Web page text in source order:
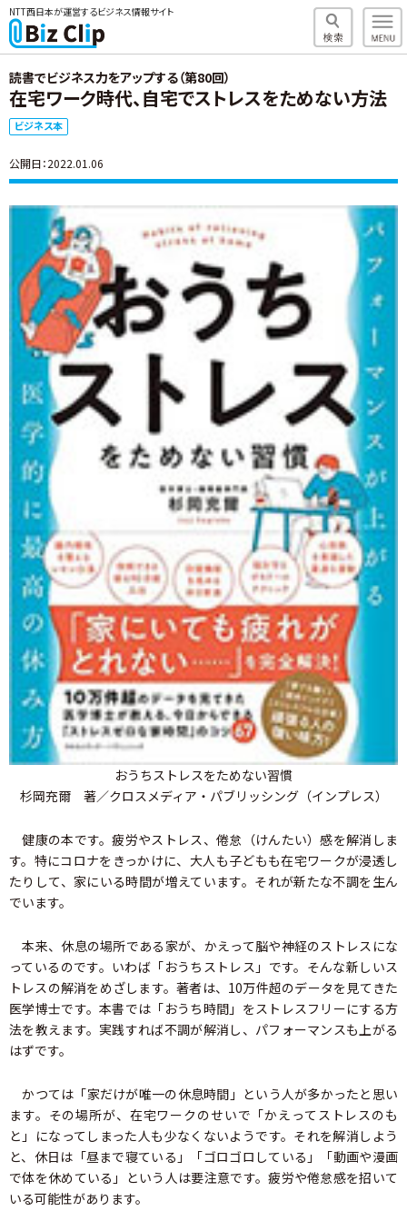
NTT西日本が運営するビジネス情報サイト
読書でビジネス力をアップする（第80回）
在宅ワーク時代、自宅でストレスをためない方法
ビジネス本
公開日：2022.01.06
おうちストレスをためない習慣
杉岡充爾 著／クロスメディア・パブリッシング（インプレス）
健康の本です。疲労やストレス、倦怠（けんたい）感を解消しま
す。特にコロナをきっかけに、大人も子どもも在宅ワークが浸透し
たりして、家にいる時間が増えています。それが新たな不調を生ん
でいます。
本来、休息の場所である家が、かえって脳や神経のストレスにな
っているのです。いわば「おうちストレス」です。そんな新しいス
トレスの解消をめざします。著者は、10万件超のデータを見てきた
医学博士です。本書では「おうち時間」をストレスフリーにする方
法を教えます。実践すれば不調が解消し、パフォーマンスも上がる
はずです。
かつては「家だけが唯一の休息時間」という人が多かったと思い
ます。その場所が、在宅ワークのせいで「かえってストレスのも
と」になってしまった人も少なくないようです。それを解消しよう
と、休日は「昼まで寝ている」「ゴロゴロしている」「動画や漫画
で体を休めている」という人は要注意です。疲労や倦怠感を招いて
いる可能性があります。